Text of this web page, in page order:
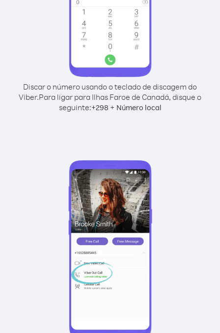
Discar o número usando o teclado de discagem do
Viber.Para ligar para Ilhas Faroe de Canadá, disque o
seguinte:+298 + Número local